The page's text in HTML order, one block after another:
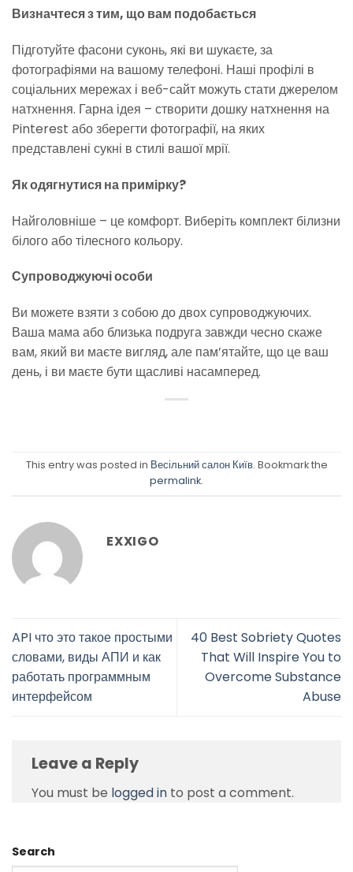
Визначтеся з тим, що вам подобається
Підготуйте фасони суконь, які ви шукаєте, за
фотографіями на вашому телефоні. Наші профілі в
соціальних мережах і веб-сайт можуть стати джерелом
натхнення. Гарна ідея – створити дошку натхнення на
Pinterest або зберегти фотографії, на яких
представлені сукні в стилі вашої мрії.
Як одягнутися на примірку?
Найголовніше – це комфорт. Виберіть комплект білизни
білого або тілесного кольору.
Супроводжуючі особи
Ви можете взяти з собою до двох супроводжуючих.
Ваша мама або близька подруга завжди чесно скаже
вам, який ви маєте вигляд, але пам’ятайте, що це ваш
день, і ви маєте бути щасливі насамперед.
This entry was posted in Весільний салон Київ. Bookmark the
permalink.
EXXIGO
API что это такое простыми
словами, виды АПИ и как
работать программным
интерфейсом
40 Best Sobriety Quotes
That Will Inspire You to
Overcome Substance
Abuse
Leave a Reply
You must be logged in to post a comment.
Search